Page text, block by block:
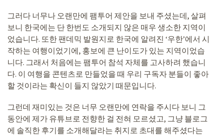
그러다 너무나 오랜만에 팸투어 제안을 보내 주셨는데, 살펴
보니 한국에는 단 한번도 소개되지 않은 매우 생소한 지역이
었습니다. 또한 팬데믹 발원지로 한국에 알려진 ‘우한’에서 시
작하는 여행이었기에, 홍보에 큰 난이도가 있는 지역이었습
니다. 그래서 처음에는 팸투어 참석 자체를 고사하려 했습니
다. 이 여행을 콘텐츠로 만들었을 때 우리 구독자 분들이 좋아
할 것이라는 확신이 들지 않았기 때문입니다.
그런데 재미있는 것은 너무 오랜만에 연락을 주시다 보니 그
동안에 제가 유튜브로 전향한 걸 전혀 모르셨고, 그냥 블로그
에 솔직한 후기를 소개해달라는 취지로 초대를 해주셨다는